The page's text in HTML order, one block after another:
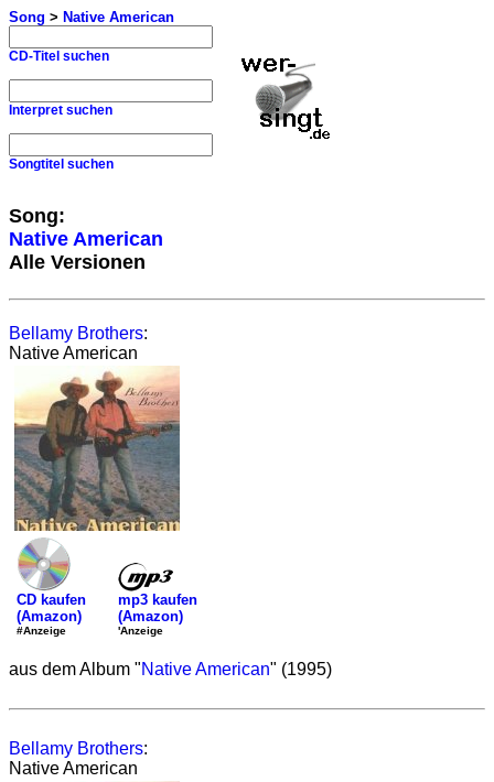
Song > Native American
CD-Titel suchen
Interpret suchen
Songtitel suchen
Song:
Native American
Alle Versionen
Bellamy Brothers:
Native American
CD kaufen
(Amazon)
#Anzeige
mp3 kaufen
(Amazon)
'Anzeige
aus dem Album "Native American" (1995)
Bellamy Brothers:
Native American